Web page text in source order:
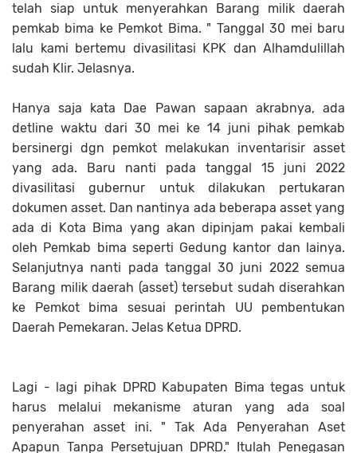
telah siap untuk menyerahkan Barang milik daerah
pemkab bima ke Pemkot Bima. " Tanggal 30 mei baru
lalu kami bertemu divasilitasi KPK dan Alhamdulillah
sudah Klir. Jelasnya.
Hanya saja kata Dae Pawan sapaan akrabnya, ada
detline waktu dari 30 mei ke 14 juni pihak pemkab
bersinergi dgn pemkot melakukan inventarisir asset
yang ada. Baru nanti pada tanggal 15 juni 2022
divasilitasi gubernur untuk dilakukan pertukaran
dokumen asset. Dan nantinya ada beberapa asset yang
ada di Kota Bima yang akan dipinjam pakai kembali
oleh Pemkab bima seperti Gedung kantor dan lainya.
Selanjutnya nanti pada tanggal 30 juni 2022 semua
Barang milik daerah (asset) tersebut sudah diserahkan
ke Pemkot bima sesuai perintah UU pembentukan
Daerah Pemekaran. Jelas Ketua DPRD.
Lagi - lagi pihak DPRD Kabupaten Bima tegas untuk
harus melalui mekanisme aturan yang ada soal
penyerahan asset ini. " Tak Ada Penyerahan Aset
Apapun Tanpa Persetujuan DPRD." Itulah Penegasan